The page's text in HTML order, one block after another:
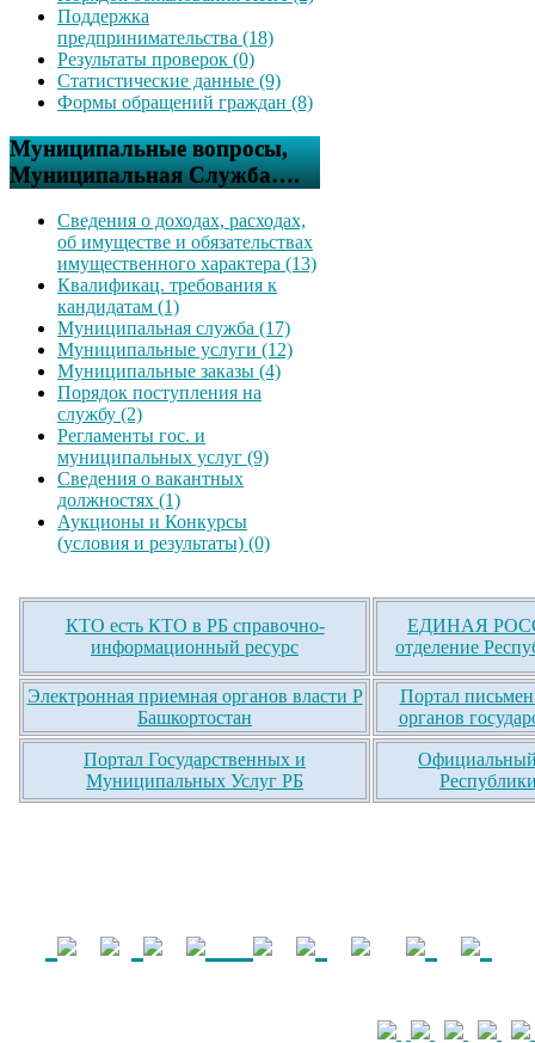
Поддержка
предпринимательства (18)
Результаты проверок (0)
Статистические данные (9)
Формы обращений граждан (8)
Муниципальные вопросы,
Муниципальная Служба….
Сведения о доходах, расходах,
об имуществе и обязательствах
имущественного характера (13)
Квалификац. требования к
кандидатам (1)
Муниципальная служба (17)
Муниципальные услуги (12)
Муниципальные заказы (4)
Порядок поступления на
службу (2)
Регламенты гос. и
муниципальных услуг (9)
Сведения о вакантных
должностях (1)
Аукционы и Конкурсы
(условия и результаты) (0)
КТО есть КТО в РБ справочно-
информационный ресурс
ЕДИНАЯ
отделение
Электронная приемная органов власти Р
Башкортостан
Портал
органов
Портал Государственных и
Муниципальных Услуг РБ
Официальный